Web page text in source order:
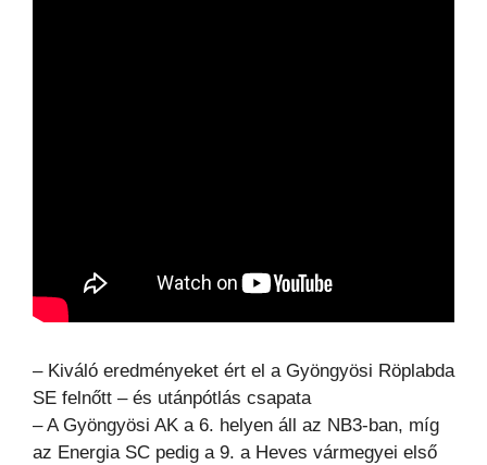
– Kiváló eredményeket ért el a Gyöngyösi Röplabda
SE felnőtt – és utánpótlás csapata
– A Gyöngyösi AK a 6. helyen áll az NB3-ban, míg
az Energia SC pedig a 9. a Heves vármegyei első